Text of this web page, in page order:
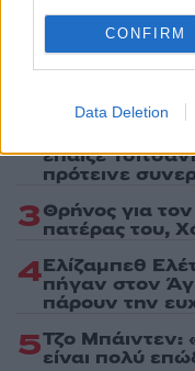
CONFIRM
Data Deletion
Πιο
1 Κωνσταντίνος
με τα δύο
2έπαιζε
πρότεινε
3Θρήνος για
πατέρας του,
4Ελίζαμπεθ
πήγαν στον
πάρουν την
5Τζο Μπάιντεν:
είναι πολύ